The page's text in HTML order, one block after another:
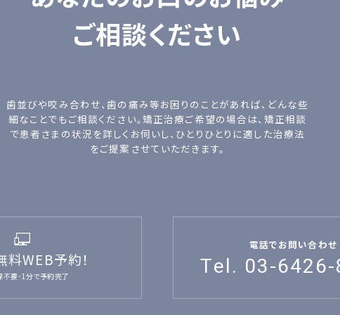
ご相談ください
歯並びや咬み合わせ、歯の痛み等お困りのことがあれば、どんな些
細なことでもご相談ください。矯正治療ご希望の場合は、矯正相談
で患者さまの状況を詳しくお伺いし、ひとりひとりに適した治療法
をご提案させていただきます。
電話でお問い合わせ
Tel. 03-6426-
料WEB予約！
不要･1分で予約完了